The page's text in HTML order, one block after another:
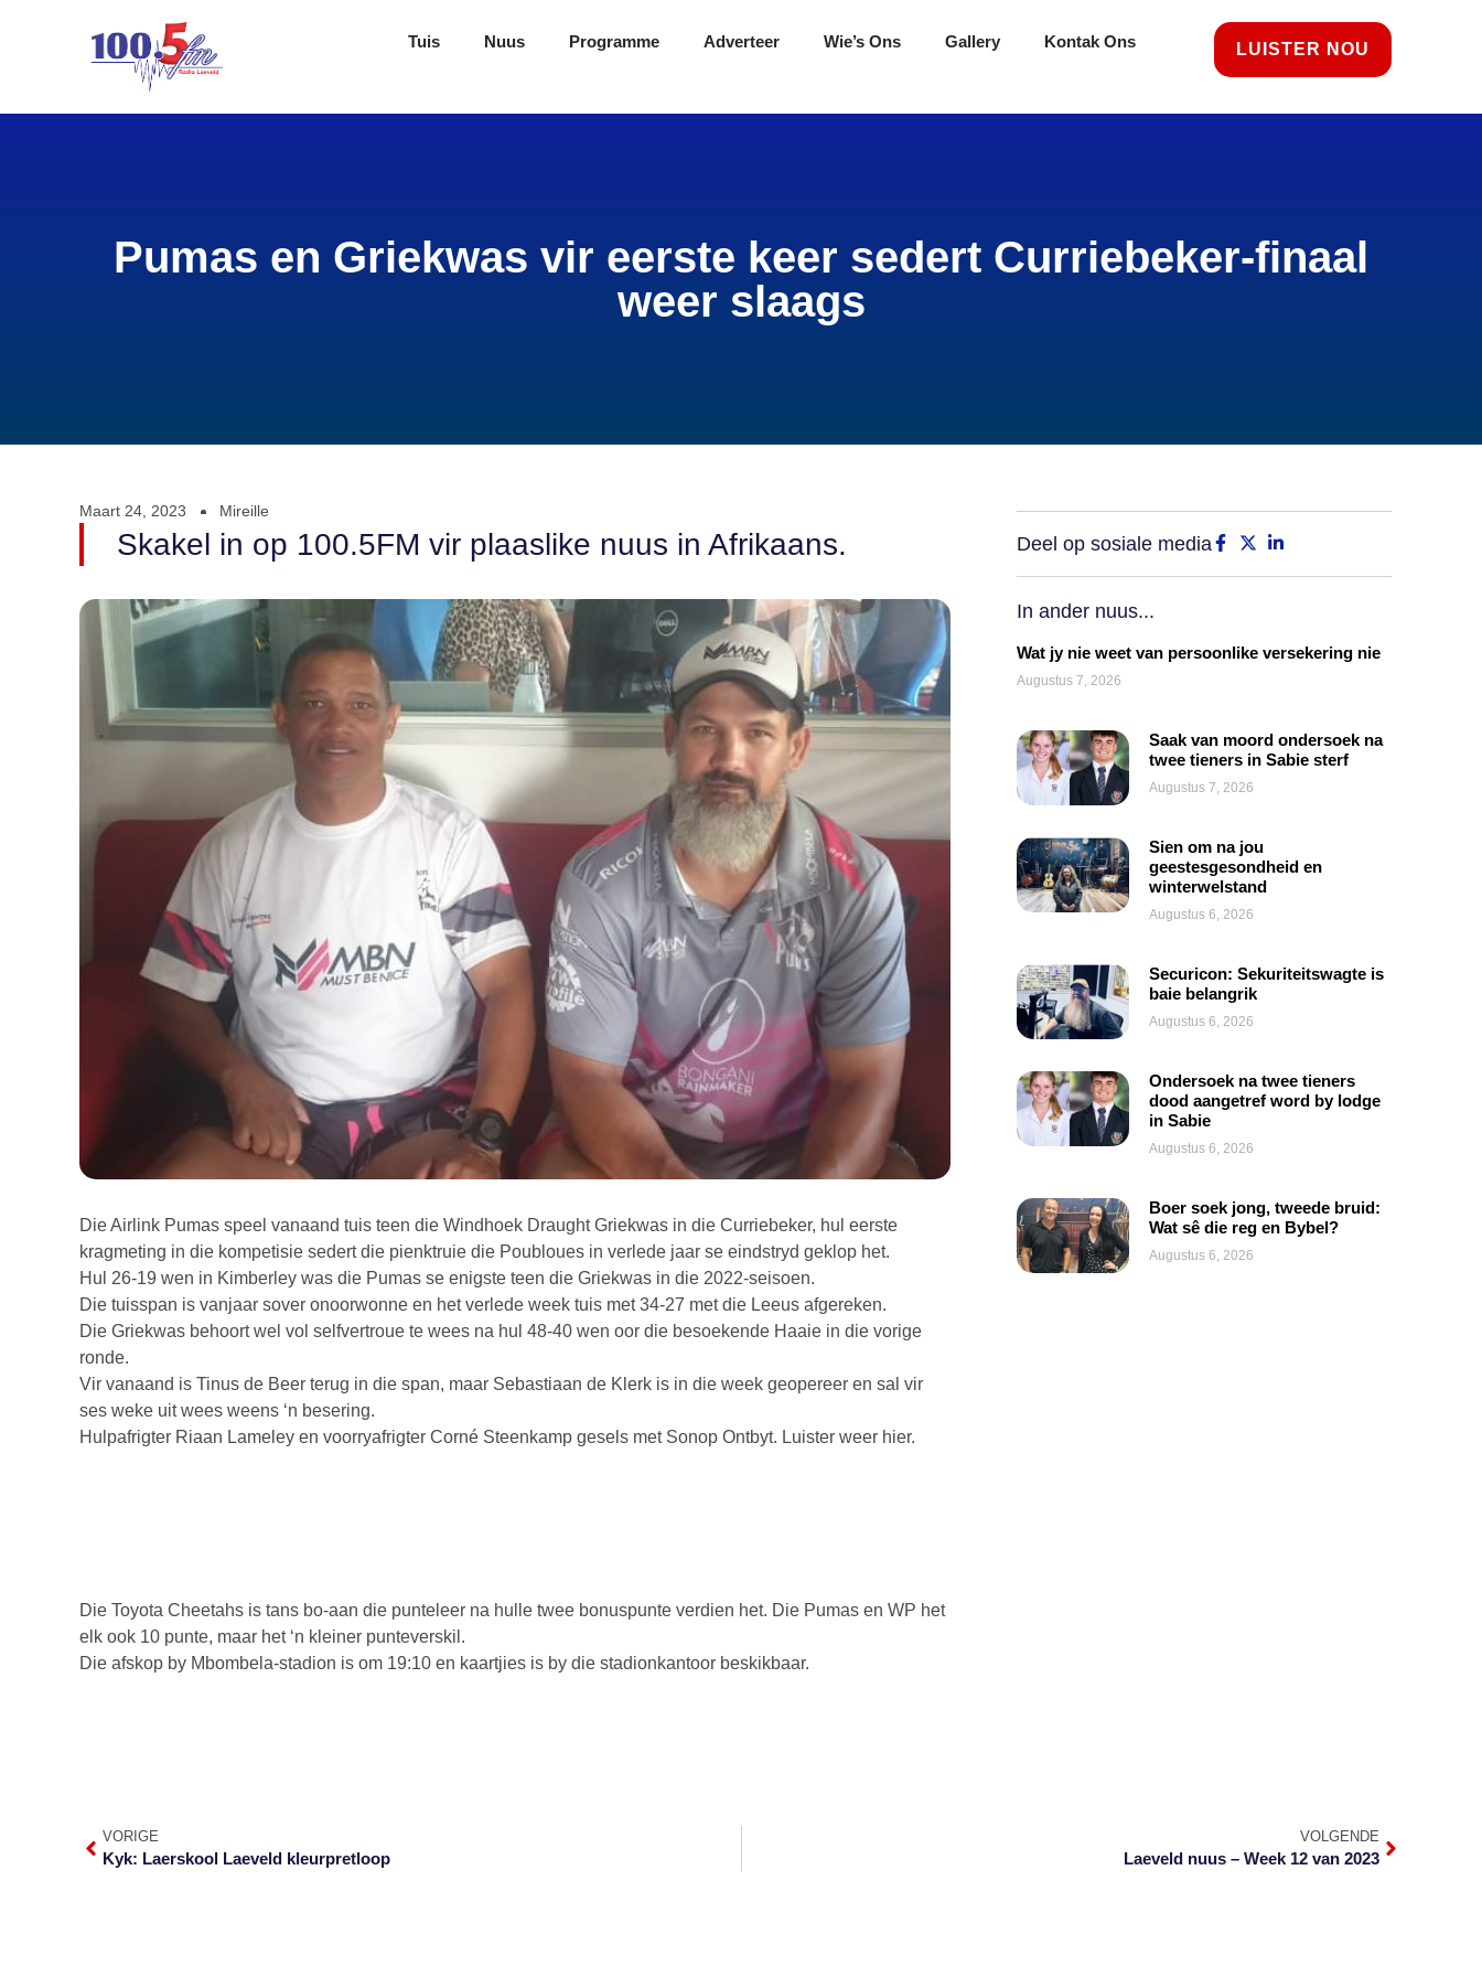
Tuis Nuus Programme Adverteer Wie’s Ons Gallery Kontak Ons LUISTER NOU
Pumas en Griekwas vir eerste keer sedert Curriebeker-finaal
weer slaags
Maart 24, 2023 Mireille
Skakel in op 100.5FM vir plaaslike nuus in Afrikaans.
Die Airlink Pumas speel vanaand tuis teen die Windhoek Draught Griekwas in die Curriebeker, hul eerste
kragmeting in die kompetisie sedert die pienktruie die Poubloues in verlede jaar se eindstryd geklop het.
Hul 26-19 wen in Kimberley was die Pumas se enigste teen die Griekwas in die 2022-seisoen.
Die tuisspan is vanjaar sover onoorwonne en het verlede week tuis met 34-27 met die Leeus afgereken.
Die Griekwas behoort wel vol selfvertroue te wees na hul 48-40 wen oor die besoekende Haaie in die vorige
ronde.
Vir vanaand is Tinus de Beer terug in die span, maar Sebastiaan de Klerk is in die week geopereer en sal vir
ses weke uit wees weens ‘n besering.
Hulpafrigter Riaan Lameley en voorryafrigter Corné Steenkamp gesels met Sonop Ontbyt. Luister weer hier.
Die Toyota Cheetahs is tans bo-aan die punteleer na hulle twee bonuspunte verdien het. Die Pumas en WP het
elk ook 10 punte, maar het ‘n kleiner punteverskil.
Die afskop by Mbombela-stadion is om 19:10 en kaartjies is by die stadionkantoor beskikbaar.
Deel op sosiale media
In ander nuus...
Wat jy nie weet van persoonlike versekering nie
Augustus 7, 2026
Saak van moord ondersoek na
twee tieners in Sabie sterf
Augustus 7, 2026
Sien om na jou
geestesgesondheid en
winterwelstand
Augustus 6, 2026
Securicon: Sekuriteitswagte is
baie belangrik
Augustus 6, 2026
Ondersoek na twee tieners
dood aangetref word by lodge
in Sabie
Augustus 6, 2026
Boer soek jong, tweede bruid:
Wat sê die reg en Bybel?
Augustus 6, 2026
VORIGE
Kyk: Laerskool Laeveld kleurpretloop
VOLGENDE
Laeveld nuus – Week 12 van 2023